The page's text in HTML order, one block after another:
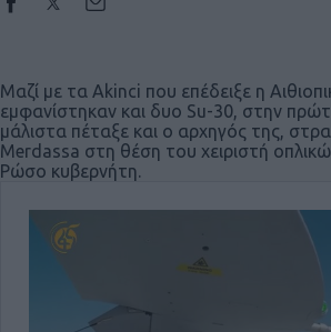
Μαζί με τα Akinci που επέδειξε η
εμφανίστηκαν και δυο Su-30, στην
μάλιστα πέταξε και ο αρχηγός της,
Merdassa στη θέση του χειριστή
Ρώσο κυβερνήτη.